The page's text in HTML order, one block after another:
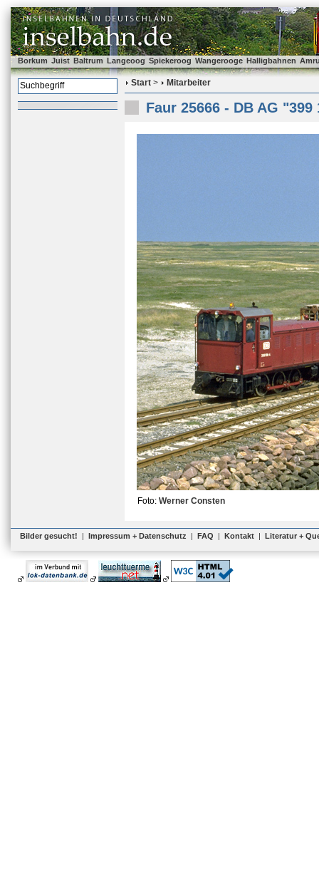
Borkum Juist Baltrum Langeoog Spiekeroog Wangerooge Halligbahnen
Start > Mitarbeiter
Faur 25666 - DB AG "399
Foto: Werner Consten
Bilder gesucht! | Impressum + Datenschutz | FAQ | Kontakt | Literatur +